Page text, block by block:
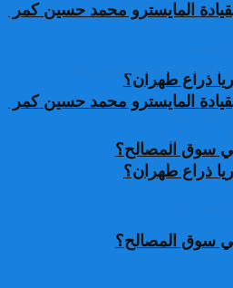
المايسترو محمد حسين كمر
ذراع طهران؟
في سوق المصالح؟
المايسترو محمد حسين كمر
ذراع طهران؟
في سوق المصالح؟